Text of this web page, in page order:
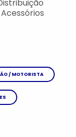
/ MOTORISTA